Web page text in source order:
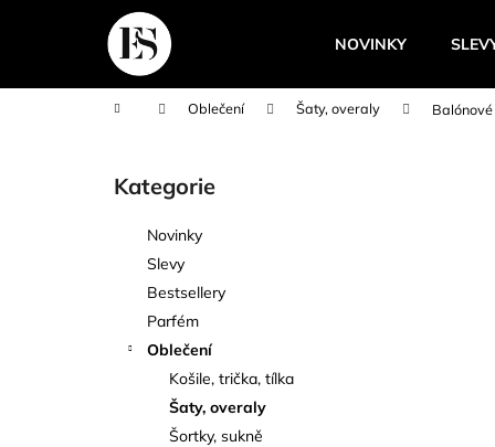
NOVINKY
Domů Oblečení Šaty, overaly
Přeskočit
kategorie
Kategorie
Novinky
Slevy
Bestsellery
Parfém
Oblečení
Košile, trička, tílka
Šaty, overaly
Šortky, sukně
í
Zpět
do
Zpět
do